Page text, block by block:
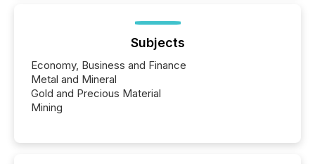
Subjects
Economy, Business and Finance
Metal and Mineral
Gold and Precious Material
Mining